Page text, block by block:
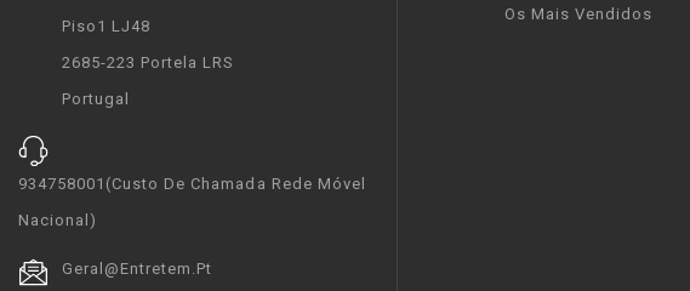
Piso1 LJ48
2685-223 Portela LRS
Portugal
934758001(custo De Chamada Rede Móvel
Nacional)
Geral@entretem.pt
Os Mais Vendidos